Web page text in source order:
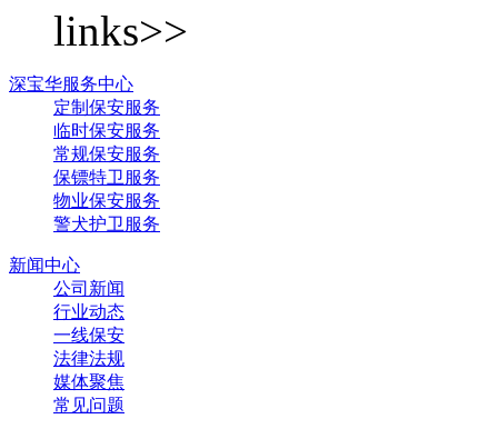
links>>
深宝华服务中心
定制保安服务
临时保安服务
常规保安服务
保镖特卫服务
物业保安服务
警犬护卫服务
新闻中心
公司新闻
行业动态
一线保安
法律法规
媒体聚焦
常见问题